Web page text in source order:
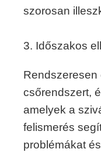
szorosan
3. Időszakos
Rendszeresen
csőrendszert,
amelyek a
felismerés
problémákat